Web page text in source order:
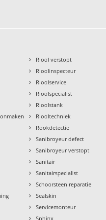
› Riool verstopt
› Rioolinspecteur
› Rioolservice
› Rioolspecialist
› Rioolstank
› Riooltechniek
› Rookdetectie
› Sanibroyeur defect
› Sanibroyeur verstopt
› Sanitair
› Sanitairspecialist
› Schoorsteen reparatie
› Sealskin
› Servicemonteur
› Sphinx